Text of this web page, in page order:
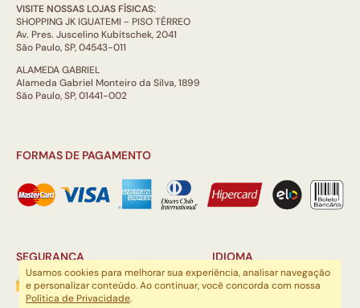
VISITE NOSSAS LOJAS FÍSICAS:
SHOPPING JK IGUATEMI - PISO TÉRREO
Av. Pres. Juscelino Kubitschek, 2041
São Paulo, SP, 04543-011
ALAMEDA GABRIEL
Alameda Gabriel Monteiro da Silva, 1899
São Paulo, SP, 01441-002
FORMAS DE PAGAMENTO
SEGURANÇA IDIOMA
Usamos cookies para melhorar sua experiência, analisar navegação
e personalizar conteúdo. Ao continuar, você concorda com nossa
Política de Privacidade.